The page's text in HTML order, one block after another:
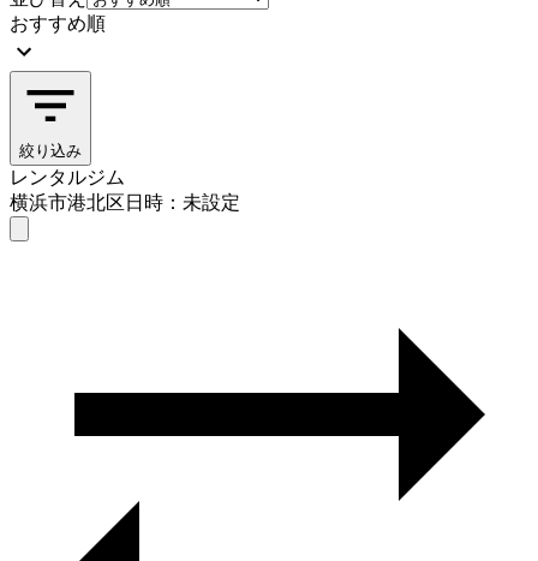
おすすめ順
絞り込み
レンタルジム
横浜市港北区日時：未設定